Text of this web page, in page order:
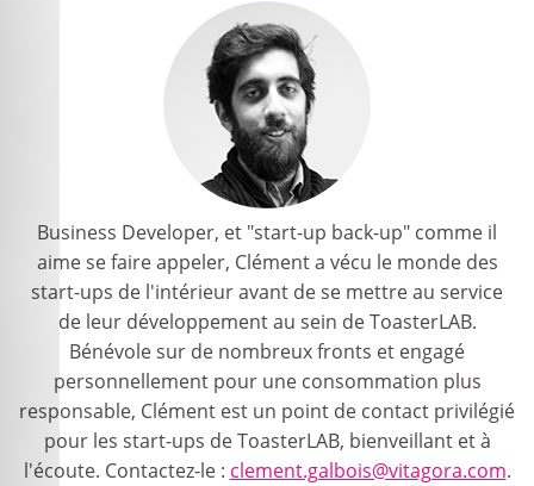
Business Developer, et "start-up back-up" comme il
aime se faire appeler, Clément a vécu le monde des
start-ups de l'intérieur avant de se mettre au service
de leur développement au sein de ToasterLAB.
Bénévole sur de nombreux fronts et engagé
personnellement pour une consommation plus
responsable, Clément est un point de contact privilégié
pour les start-ups de ToasterLAB, bienveillant et à
l'écoute. Contactez-le : clement.galbois@vitagora.com.